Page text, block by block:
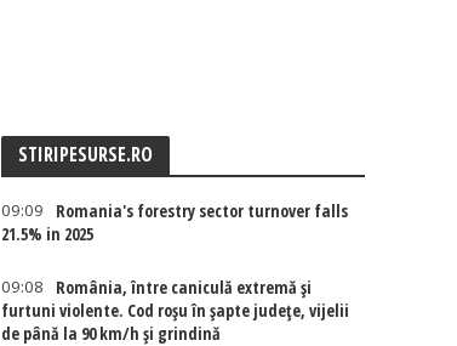
STIRIPESURSE.RO
09:09
Romania's forestry sector turnover falls
21.5% in 2025
09:08
România, între caniculă extremă și
furtuni violente. Cod roșu în șapte județe, vijelii
de până la 90 km/h și grindină